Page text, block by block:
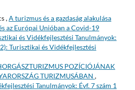
,A turizmus és a gazdaság alakulása
az Európai Unióban a Covid-19
és Vidékfejlesztési Tanulmányok:
Turisztikai és Vidékfejlesztési
POZÍCIÓJÁNAK
TURIZMUSÁBAN ,
Tanulmányok: Évf. 7 szám 1